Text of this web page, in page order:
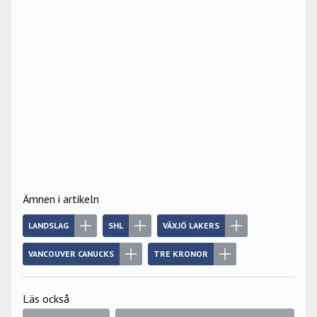
Ämnen i artikeln
LANDSLAG SHL VÄXJÖ LAKERS
VANCOUVER CANUCKS TRE KRONOR
Läs också